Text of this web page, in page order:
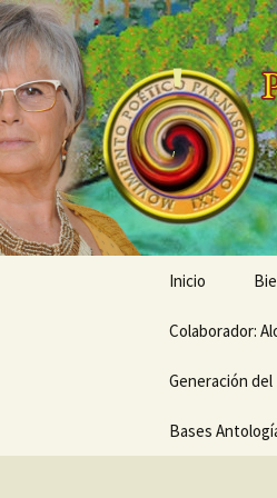
Saltar
al
contenido
'
'
Inicio
Colaborador:
Generación del
MEMORIAS EN
DEL PARNASO –
Bases